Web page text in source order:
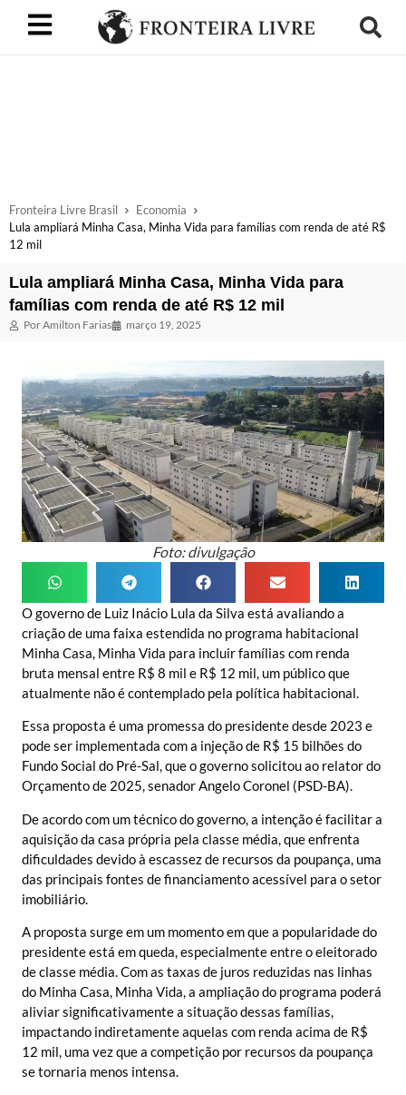
Fronteira Livre Brasil
Economia
Lula ampliará Minha Casa, Minha Vida para famílias com renda de até R$
12 mil
Lula ampliará Minha Casa, Minha Vida para
famílias com renda de até R$ 12 mil
PorAmilton Farias março 19, 2025
Foto: divulgação
O governo de Luiz Inácio Lula da Silva está avaliando a
criação de uma faixa estendida no programa habitacional
Minha Casa, Minha Vida para incluir famílias com renda
bruta mensal entre R$ 8 mil e R$ 12 mil, um público que
atualmente não é contemplado pela política habitacional.
Essa proposta é uma promessa do presidente desde 2023 e
pode ser implementada com a injeção de R$ 15 bilhões do
Fundo Social do Pré-Sal, que o governo solicitou ao relator do
Orçamento de 2025, senador Angelo Coronel (PSD-BA).
De acordo com um técnico do governo, a intenção é facilitar a
aquisição da casa própria pela classe média, que enfrenta
dificuldades devido à escassez de recursos da poupança, uma
das principais fontes de financiamento acessível para o setor
imobiliário.
A proposta surge em um momento em que a popularidade do
presidente está em queda, especialmente entre o eleitorado
de classe média. Com as taxas de juros reduzidas nas linhas
do Minha Casa, Minha Vida, a ampliação do programa poderá
aliviar significativamente a situação dessas famílias,
impactando indiretamente aquelas com renda acima de R$
12 mil, uma vez que a competição por recursos da poupança
se tornaria menos intensa.